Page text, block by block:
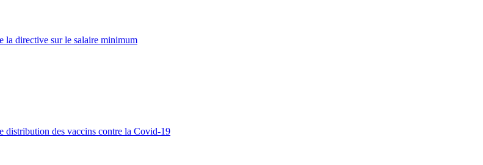
la directive sur le salaire minimum
distribution des vaccins contre la Covid-19